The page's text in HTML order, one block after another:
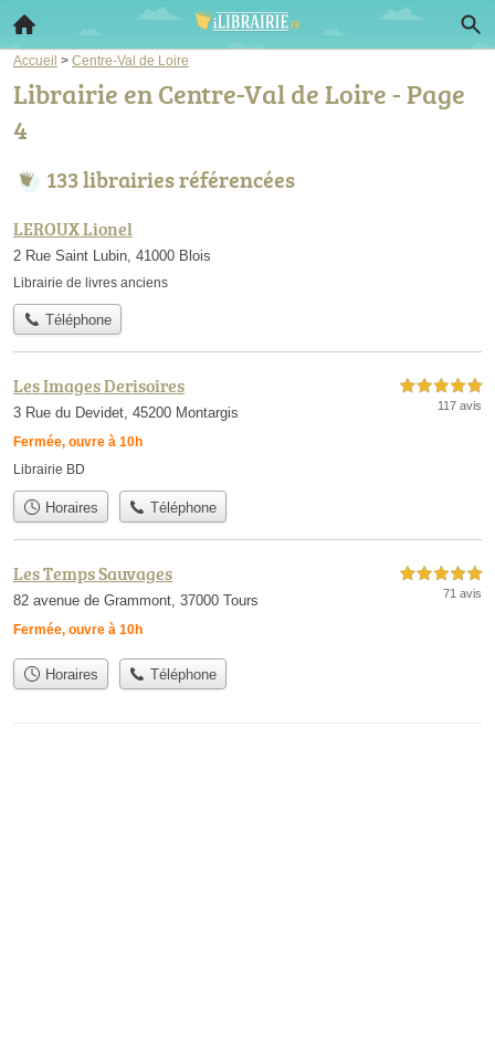
Accueil > Centre-Val de Loire
Librairie en Centre-Val de Loire - Page
4
133 librairies référencées
LEROUX Lionel
2 Rue Saint Lubin, 41000 Blois
Librairie de livres anciens
Téléphone
Les Images Derisoires
3 Rue du Devidet, 45200 Montargis
Fermée, ouvre à 10h
5,0 étoiles sur 5
117 avis
Librairie BD
Horaires Téléphone
Les Temps Sauvages
82 avenue de Grammont, 37000 Tours
Fermée, ouvre à 10h
5,0 étoiles sur 5
71 avis
Horaires Téléphone